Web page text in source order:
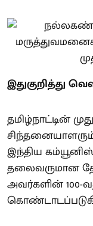
இதுகுறித்து
தமிழ்நாட்டின்
இந்திய
தலைவருமான
அவர்களின் 100-